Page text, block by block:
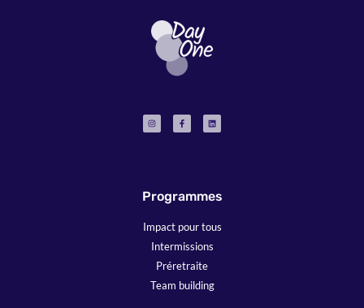
Programmes
Impact pour tous
Intermissions
Préretraite
Team building